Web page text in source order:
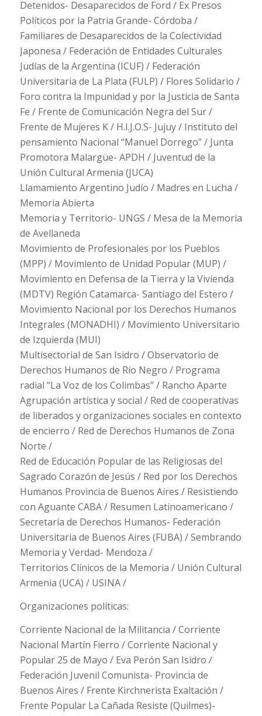
Detenidos- Desaparecidos de Ford / Ex Presos
Políticos por la Patria Grande- Córdoba /
Familiares de Desaparecidos de la Colectividad
Japonesa / Federación de Entidades Culturales
Judías de la Argentina (ICUF) / Federación
Universitaria de La Plata (FULP) / Flores Solidario /
Foro contra la Impunidad y por la Justicia de Santa
Fe / Frente de Comunicación Negra del Sur /
Frente de Mujeres K / H.I.J.O.S- Jujuy / Instituto del
pensamiento Nacional “Manuel Dorrego” / Junta
Promotora Malargüe- APDH / Juventud de la
Unión Cultural Armenia (JUCA)
Llamamiento Argentino Judío / Madres en Lucha /
Memoria Abierta
Memoria y Territorio- UNGS / Mesa de la Memoria
de Avellaneda
Movimiento de Profesionales por los Pueblos
(MPP) / Movimiento de Unidad Popular (MUP) /
Movimiento en Defensa de la Tierra y la Vivienda
(MDTV) Región Catamarca- Santiago del Estero /
Movimiento Nacional por los Derechos Humanos
Integrales (MONADHI) / Movimiento Universitario
de Izquierda (MUI)
Multisectorial de San Isidro / Observatorio de
Derechos Humanos de Río Negro / Programa
radial “La Voz de los Colimbas” / Rancho Aparte
Agrupación artística y social / Red de cooperativas
de liberados y organizaciones sociales en contexto
de encierro / Red de Derechos Humanos de Zona
Norte /
Red de Educación Popular de las Religiosas del
Sagrado Corazón de Jesús / Red por los Derechos
Humanos Provincia de Buenos Aires / Resistiendo
con Aguante CABA / Resumen Latinoamericano /
Secretaría de Derechos Humanos- Federación
Universitaria de Buenos Aires (FUBA) / Sembrando
Memoria y Verdad- Mendoza /
Territorios Clínicos de la Memoria / Unión Cultural
Armenia (UCA) / USINA /
Organizaciones políticas:
Corriente Nacional de la Militancia / Corriente
Nacional Martín Fierro / Corriente Nacional y
Popular 25 de Mayo / Eva Perón San Isidro /
Federación Juvenil Comunista- Provincia de
Buenos Aires / Frente Kirchnerista Exaltación /
Frente Popular La Cañada Resiste (Quilmes)-